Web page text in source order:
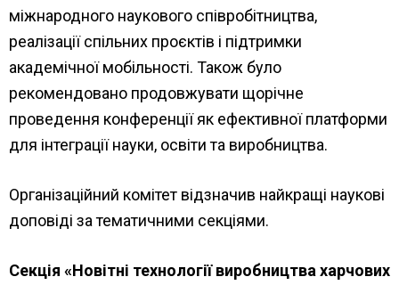
міжнародного наукового співробітництва,
реалізації спільних проєктів і підтримки
академічної мобільності. Також було
рекомендовано продовжувати щорічне
проведення конференції як ефективної платформи
для інтеграції науки, освіти та виробництва.
Організаційний комітет відзначив найкращі наукові
доповіді за тематичними секціями.
Секція «Новітні технології виробництва харчових